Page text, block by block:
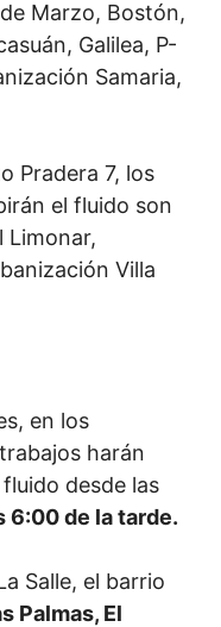
Marzo, Bostón,
Galilea, P-
Samaria,
Pradera 7, los
el fluido son
Limonar,
Villa
en los
harán
desde las
6:00 de la tarde.
Salle, el barrio
Palmas, El